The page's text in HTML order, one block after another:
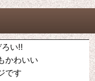
い!!
かわいい
です